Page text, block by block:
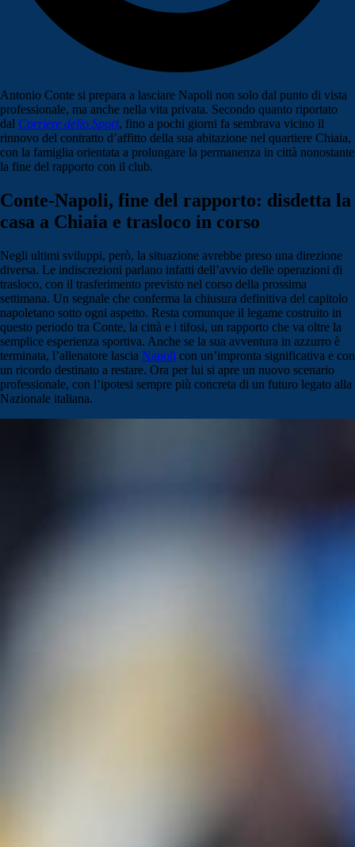
Antonio Conte si prepara a lasciare Napoli non solo dal punto di vista
professionale, ma anche nella vita privata. Secondo quanto riportato
dal Corriere dello Sport, fino a pochi giorni fa sembrava vicino il
rinnovo del contratto d’affitto della sua abitazione nel quartiere Chiaia,
con la famiglia orientata a prolungare la permanenza in città nonostante
la fine del rapporto con il club.
Conte-Napoli, fine del rapporto: disdetta la
casa a Chiaia e trasloco in corso
Negli ultimi sviluppi, però, la situazione avrebbe preso una direzione
diversa. Le indiscrezioni parlano infatti dell’avvio delle operazioni di
trasloco, con il trasferimento previsto nel corso della prossima
settimana. Un segnale che conferma la chiusura definitiva del capitolo
napoletano sotto ogni aspetto. Resta comunque il legame costruito in
questo periodo tra Conte, la città e i tifosi, un rapporto che va oltre la
semplice esperienza sportiva. Anche se la sua avventura in azzurro è
terminata, l’allenatore lascia Napoli con un’impronta significativa e con
un ricordo destinato a restare. Ora per lui si apre un nuovo scenario
professionale, con l’ipotesi sempre più concreta di un futuro legato alla
Nazionale italiana.